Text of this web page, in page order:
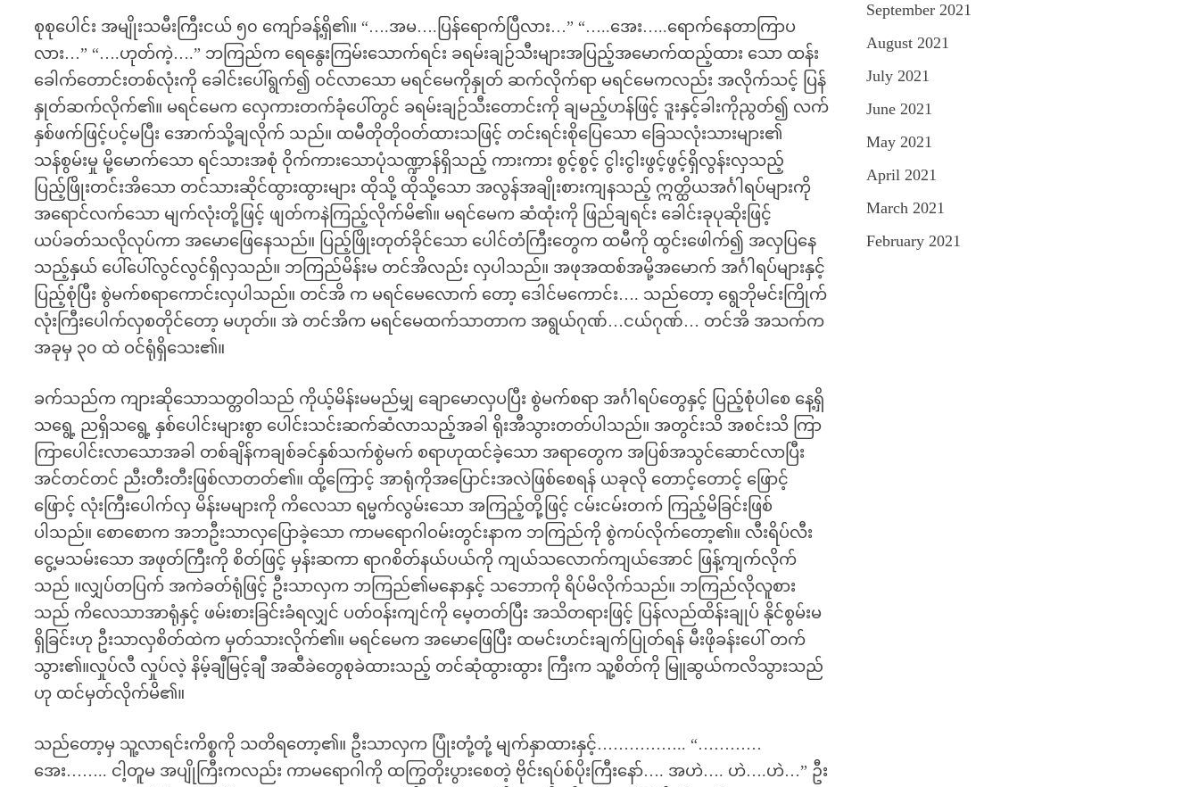
စုစုပေါင်း အမျိုးသမီးကြီးငယ် ၅၀ ကျော်ခန့်ရှိ၏။ “….အမ….ပြန်ရောက်ပြီလား…” “…..အေး…..ရောက်နေတာကြာပ
လား…” “….ဟုတ်ကဲ့….” ဘကြည်က ရေနွေးကြမ်းသောက်ရင်း ခရမ်းချဉ်သီးများအပြည့်အမောက်ထည့်ထား သော ထန်း
ခေါက်တောင်းတစ်လုံးကို ခေါင်းပေါ်ရွက်၍ ဝင်လာသော မရင်မေကိုနှုတ် ဆက်လိုက်ရာ မရင်မေကလည်း အလိုက်သင့် ပြန်
နှုတ်ဆက်လိုက်၏။ မရင်မေက လှေကားတက်ခုံပေါ်တွင် ခရမ်းချဉ်သီးတောင်းကို ချမည့်ဟန်ဖြင့် ဒူးနှင့်ခါးကိုညွတ်၍ လက်
နှစ်ဖက်ဖြင့်ပင့်မပြီး အောက်သို့ချလိုက် သည်။ ထမီတိုတိုဝတ်ထားသဖြင့် တင်းရင်းစိုပြေသော ခြေသလုံးသားများ၏
သန်စွမ်းမှု မို့မောက်သော ရင်သားအစုံ ဝိုက်ကားသောပုံသဏ္ဍာန်ရှိသည့် ကားကား စွင့်စွင့် ငွါးငွါးဖွင့်ဖွင့်ရှိလွန်းလှသည့်
ပြည့်ဖြိုးတင်းအိသော တင်သားဆိုင်ထွားထွားများ ထိုသို့ ထိုသို့သော အလွန်အချိုးစားကျနသည့် ဣတ္ထိယအင်္ဂါရပ်များကို
အရောင်လက်သော မျက်လုံးတို့ဖြင့် ဖျတ်ကနဲကြည့်လိုက်မိ၏။ မရင်မေက ဆံထုံးကို ဖြည်ချရင်း ခေါင်းခုပုဆိုးဖြင့်
ယပ်ခတ်သလိုလုပ်ကာ အမောဖြေနေသည်။ ပြည့်ဖြိုးတုတ်ခိုင်သော ပေါင်တံကြီးတွေက ထမီကို ထွင်းဖေါက်၍ အလှပြနေ
သည့်နှယ် ပေါ်ပေါ်လွင်လွင်ရှိလှသည်။ ဘကြည်မိန်းမ တင်အိလည်း လှပါသည်။ အဖုအထစ်အမို့အမောက် အင်္ဂါရပ်များနှင့်
ပြည့်စုံပြီး စွဲမက်စရာကောင်းလှပါသည်။ တင်အိ က မရင်မေလောက် တော့ ဒေါင်မကောင်း…. သည်တော့ ရွေဘိုမင်းကြိုက်
လုံးကြီးပေါက်လှစတိုင်တော့ မဟုတ်။ အဲ တင်အိက မရင်မေထက်သာတာက အရွယ်ဂုဏ်…ငယ်ဂုဏ်… တင်အိ အသက်က
အခုမှ ၃၀ ထဲ ဝင်ရုံရှိသေး၏။
ခက်သည်က ကျားဆိုသောသတ္တဝါသည် ကိုယ့်မိန်းမမည်မျှ ချောမောလှပပြီး စွဲမက်စရာ အင်္ဂါရပ်တွေနှင့် ပြည့်စုံပါစေ နေ့ရှိ
သရွေ့ ညရှိသရွေ့ နှစ်ပေါင်းများစွာ ပေါင်းသင်းဆက်ဆံလာသည့်အခါ ရိုးအီသွားတတ်ပါသည်။ အတွင်းသိ အစင်းသိ ကြာ
ကြာပေါင်းလာသောအခါ တစ်ချိန်ကချစ်ခင်နှစ်သက်စွဲမက် စရာဟုထင်ခဲ့သော အရာတွေက အပြစ်အသွင်ဆောင်လာပြီး
အင်တင်တင် ညီးတီးတီးဖြစ်လာတတ်၏။ ထို့ကြောင့် အာရုံကိုအပြောင်းအလဲဖြစ်စေရန် ယခုလို တောင့်တောင့် ဖြောင့်
ဖြောင့် လုံးကြီးပေါက်လှ မိန်းမများကို ကိလေသာ ရမ္မက်လွမ်းသော အကြည့်တို့ဖြင့် ငမ်းငမ်းတက် ကြည့်မိခြင်းဖြစ်
ပါသည်။ စောစောက အဘဦးသာလှပြောခဲ့သော ကာမရောဂါဝမ်းတွင်းနာက ဘကြည်ကို စွဲကပ်လိုက်တော့၏။ လီးရိပ်လီး
ငွေ့မသမ်းသော အဖုတ်ကြီးကို စိတ်ဖြင့် မှန်းဆကာ ရာဂစိတ်နယ်ပယ်ကို ကျယ်သလောက်ကျယ်အောင် ဖြန့်ကျက်လိုက်
သည် ။လျှပ်တပြက် အကဲခတ်ရုံဖြင့် ဦးသာလှက ဘကြည်၏မနောနှင့် သဘောကို ရိပ်မိလိုက်သည်။ ဘကြည်လိုလူစား
သည် ကိလေသာအာရုံနှင့် ဖမ်းစားခြင်းခံရလျှင် ပတ်ဝန်းကျင်ကို မေ့တတ်ပြီး အသိတရားဖြင့် ပြန်လည်ထိန်းချုပ် နိုင်စွမ်းမ
ရှိခြင်းဟု ဦးသာလှစိတ်ထဲက မှတ်သားလိုက်၏။ မရင်မေက အမောဖြေပြီး ထမင်းဟင်းချက်ပြုတ်ရန် မီးဖိုခန်းပေါ် တက်
သွား၏။လှုပ်လီ လှုပ်လဲ့ နိမ့်ချီမြင့်ချီ အဆီခဲတွေစုခဲထားသည့် တင်ဆုံထွားထွား ကြီးက သူ့စိတ်ကို မြူဆွယ်ကလိသွားသည်
ဟု ထင်မှတ်လိုက်မိ၏။
သည်တော့မှ သူ့လာရင်းကိစ္စကို သတိရတော့၏။ ဦးသာလှက ပြုံးတုံ့တုံ့ မျက်နှာထားနှင့်…………….. “…………
အေး…….. ငါ့တူမ အပျိုကြီးကလည်း ကာမရောဂါကို ထကြွတိုးပွားစေတဲ့ ဗိုင်းရပ်စ်ပိုးကြီးနော်…. အဟဲ…. ဟဲ….ဟဲ…” ဦး
September 2021
August 2021
July 2021
June 2021
May 2021
April 2021
March 2021
February 2021